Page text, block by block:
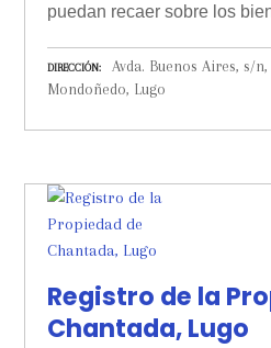
puedan recaer sobre los
DIRECCIÓN
Avda. Buenos Aires, s/
Mondoñedo, Lugo
Registro de la
Chantada, Lugo